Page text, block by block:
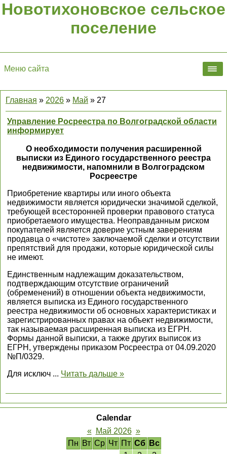
Новотихоновское сельское
поселение
Меню сайта
Главная » 2026 » Май » 27
Управление Росреестра по Волгоградской области
информирует
О необходимости получения расширенной
выписки из Единого государственного реестра
недвижимости, напомнили в Волгоградском
Росреестре
Приобретение квартиры или иного объекта
недвижимости является юридически значимой сделкой,
требующей всесторонней проверки правового статуса
приобретаемого имущества. Неоправданным риском
покупателей является доверие устным заверениям
продавца о «чистоте» заключаемой сделки и отсутствии
препятствий для продажи, которые юридической силы
не имеют.
Единственным надлежащим доказательством,
подтверждающим отсутствие ограничений
(обременений) в отношении объекта недвижимости,
является выписка из Единого государственного
реестра недвижимости об основных характеристиках и
зарегистрированных правах на объект недвижимости,
так называемая расширенная выписка из ЕГРН.
Формы данной выписки, а также других выписок из
ЕГРН, утверждены приказом Росреестра от 04.09.2020
№П/0329.
Для исключ ... Читать дальше »
Calendar
«
Май 2026 »
Пн Вт Ср Чт Пт Сб
Вс